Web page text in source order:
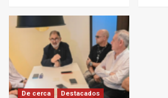
De cerca
Destacados